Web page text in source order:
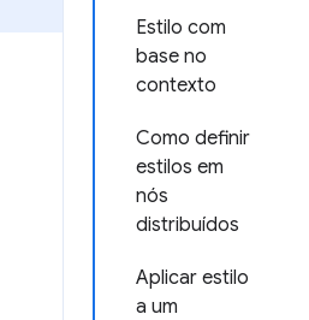
Estilo com
base no
contexto
Como definir
estilos em
nós
distribuídos
Aplicar estilo
a um